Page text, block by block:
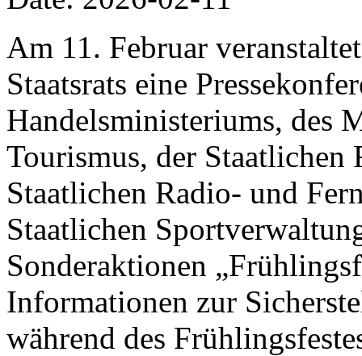
Am 11. Februar
Staatsrats eine
Handelsministeriums, des
Tourismus, der Staatlichen
Staatlichen Radio- und
Staatlichen
Sonderaktionen
Informationen zur
während des